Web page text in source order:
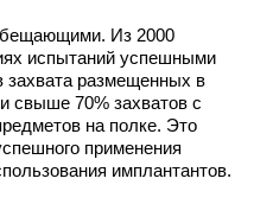
Из 2000
испытаний успешными
захвата размещенных в
свыше 70% захватов с
на полке. Это
применения
имплантантов.